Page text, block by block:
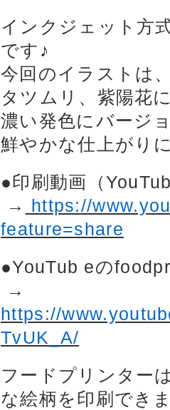
インクジェット方
です♪
今回のイラストは
タツムリ、紫陽花
濃い発色にバージ
鮮やかな仕上がり
●印刷動画（
→ https://
feature=share
●YouTub eの
→
https://
TvUK_A/
フードプリンター
な絵柄を印刷でき